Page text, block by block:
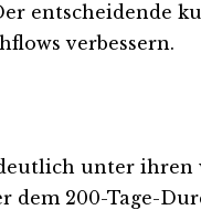
entscheidende
verbessern.
unter
200-Tage-